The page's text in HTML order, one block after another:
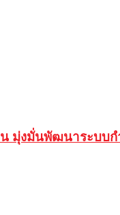
มุ่งมั่นพัฒนาระบบ